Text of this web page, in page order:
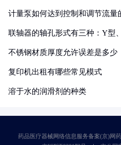
计量泵如何达到控制和调节流量
联轴器的轴孔形式有三种：Y型
不锈钢材质厚度允许误差是多少
复印机出租有哪些常见模式
溶于水的润滑剂的种类
药品医疗器械网络信息服务备案(京)网